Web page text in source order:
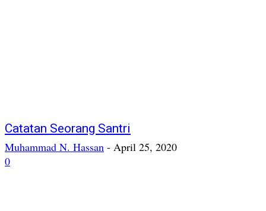
Catatan Seorang Santri
Muhammad N. Hassan - April 25, 2020
0